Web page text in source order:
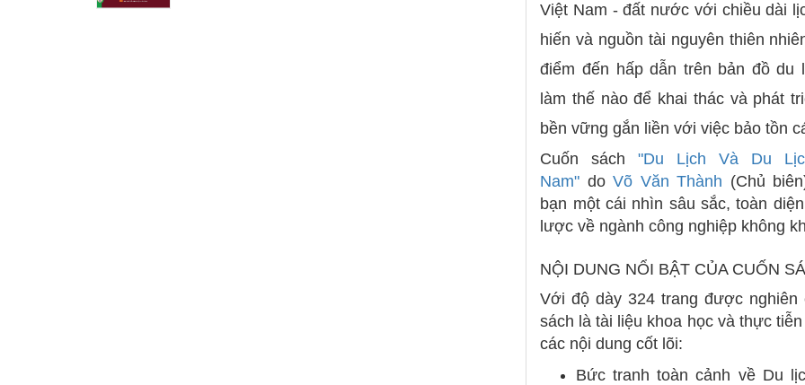
Việt Nam - đất nước với chiều dài
hiến và nguồn tài nguyên thiên
điểm đến hấp dẫn trên bản đồ du
làm thế nào để khai thác và phát
bền vững gắn liền với việc bảo tồn
Cuốn sách"Du Lịch Và Du
Nam" doVõ Văn Thành (Chủ
bạn một cái nhìn sâu sắc, toàn
lược về ngành công nghiệp không
NỘI DUNG NỔI BẬT CỦA CUỐN
Với độ dày 324 trang được
sách là tài liệu khoa học và thực
các nội dung cốt lõi:
Bức tranh toàn cảnh về Du